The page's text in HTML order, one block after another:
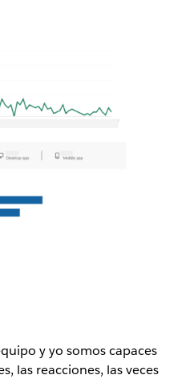
y yo somos capaces
las reacciones, las veces